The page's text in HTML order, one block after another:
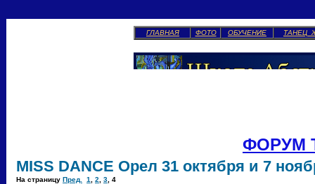
ГЛАВНАЯ ФОТО ОБУЧЕНИЕ ТАНЕЦ
ФОРУМ
MISS DANCE Орел 31 октября и 7
На страницу Пред. 1 2 3 4